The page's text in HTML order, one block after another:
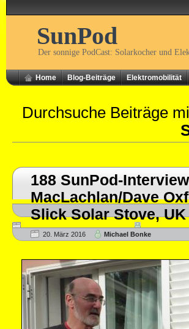
SunPod
Der sonnige PodCast: Solarkocher und
Home Blog-Beiträge Elektromobilität
Durchsuche Beiträge
188 SunPod-
MacLachlan/Dave
Slick Solar Stove, UK
20. März 2016 Michael Bonke